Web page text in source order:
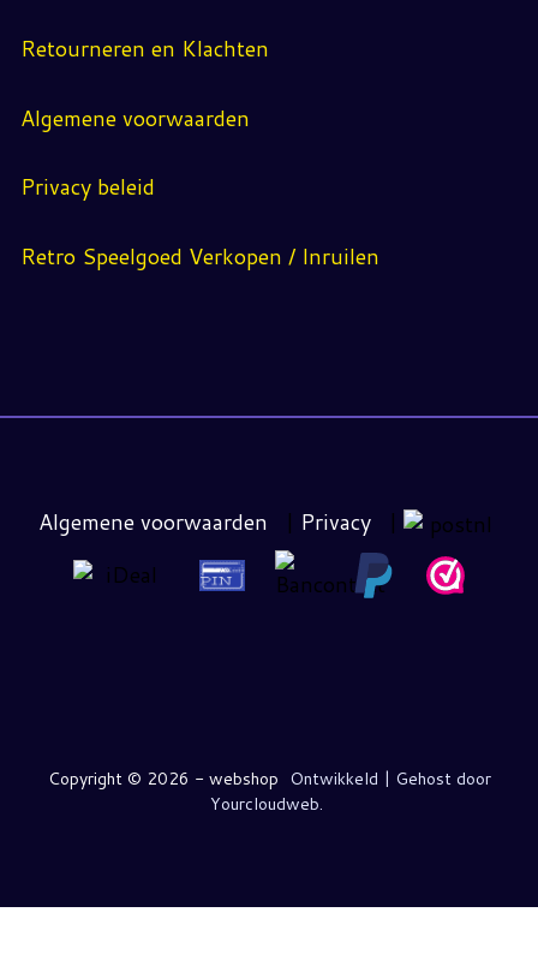
Retourneren en Klachten
Algemene voorwaarden
Privacy beleid
Retro Speelgoed Verkopen / Inruilen
Algemene voorwaarden | Privacy |
Copyright © 2026 - webshop Ontwikkeld | Gehost door
Yourcloudweb.